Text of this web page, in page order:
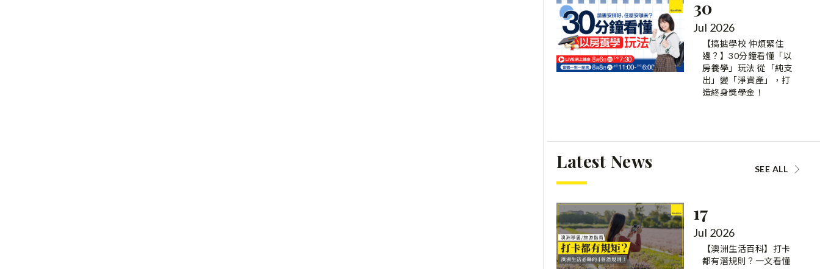
30
Jul 2026
【搞掂學校 仲煩緊住
邊？】30分鐘看懂「以
房養學」玩法 從「純支
出」變「淨資產」，打
造終身獎學金！
Latest News SEE ALL
17
Jul 2026
【澳洲生活百科】打卡
都有潛規則？一文看懂